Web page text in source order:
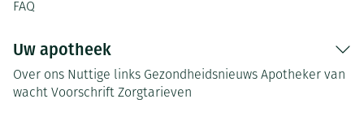
FAQ
Uw apotheek
Over ons Nuttige links Gezondheidsnieuws Apotheker van
wacht Voorschrift Zorgtarieven